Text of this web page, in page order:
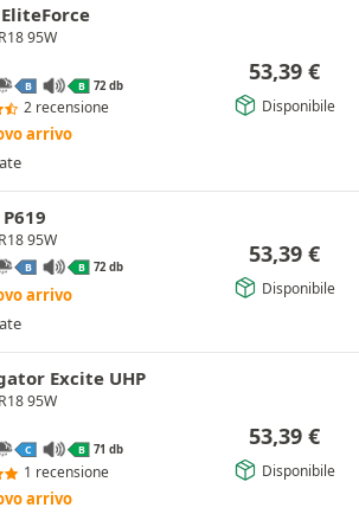
95W
B B 72 db
2 recensione
arrivo
53,39 €
Disponibile
95W
B B 72 db
arrivo
53,39 €
Disponibile
Excite UHP
95W
C B 71 db
1 recensione
arrivo
53,39 €
Disponibile